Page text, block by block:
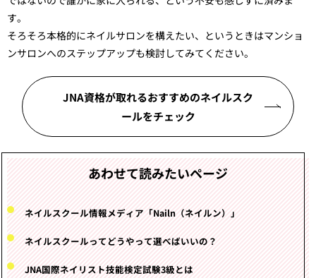
す。
そろそろ本格的にネイルサロンを構えたい、というときはマンショ
ンサロンへのステップアップも検討してみてください。
JNA資格が取れるおすすめのネイルスク
ールをチェック
あわせて読みたいページ
ネイルスクール情報メディア「Nailn（ネイルン）」
ネイルスクールってどうやって選べばいいの？
JNA国際ネイリスト技能検定試験3級とは